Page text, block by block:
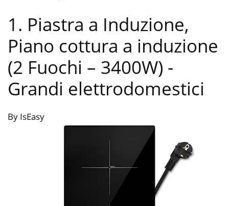
1. Piastra a Induzione,
Piano cottura a induzione
(2 Fuochi – 3400W) -
Grandi elettrodomestici
By IsEasy